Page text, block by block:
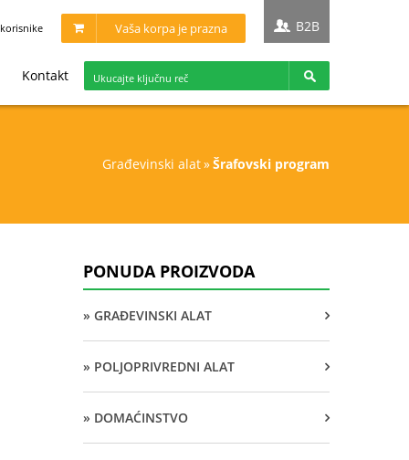
građevinski alat» šrafovski program
Vaša korpa je prazna B2B
Kontakt
PONUDA PROIZVODA
» GRAĐEVINSKI ALAT
» POLJOPRIVREDNI ALAT
» DOMAĆINSTVO